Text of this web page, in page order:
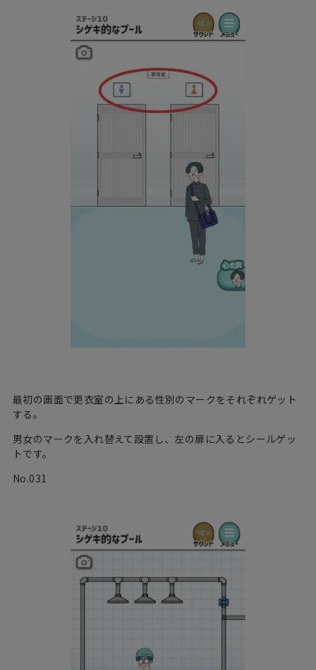
最初の画面で更衣室の上にある性別のマークをそれぞれゲット
する。
男女のマークを入れ替えて設置し、左の扉に入るとシールゲッ
トです。
No.031